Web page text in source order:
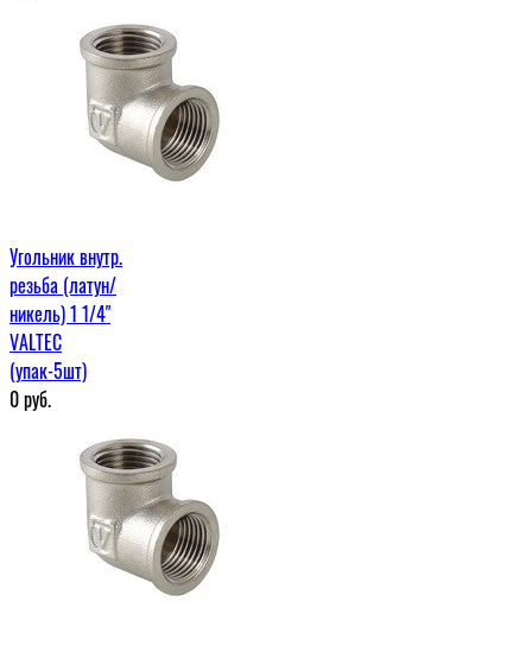
Угольник внутр.
резьба (латун/
никель) 1 1/4"
VALTEC
(упак-5шт)
0руб.